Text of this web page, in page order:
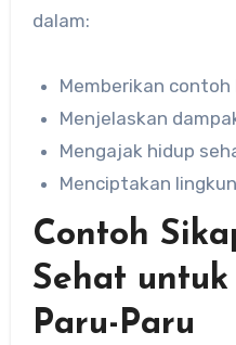
dalam:
Memberikan contoh
Menjelaskan
Mengajak hidup
Menciptakan
Contoh
Sehat
Paru-Paru